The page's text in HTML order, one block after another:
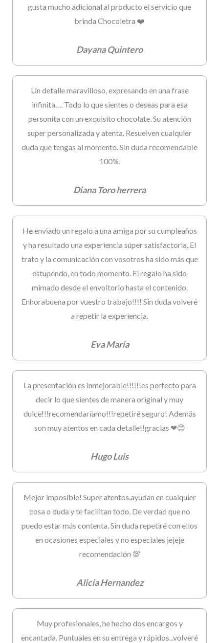
gusta mucho adicional al producto el servicio que
brinda Chocoletra ❤️
Dayana Quintero
Un detalle maravilloso, expresando en una frase
infinita…. Todo lo que sientes o deseas para esa
personita con un exquisito chocolate. Su atención
super personalizada y atenta. Resuelven cualquier
duda que tengas al momento. Sin duda recomendable
100%.
Diana Toro herrera
He enviado un regalo a una amiga por su cumpleaños
y ha resultado una experiencia súper satisfactoria. El
trato y la comunicación con vosotros ha sido más que
estupendo, en todo momento. El regalo ha sido
mimado desde el envoltorio hasta el contenido.
Enhorabuena por vuestro trabajo!!!! Sin duda volveré
a repetir la experiencia.
Eva Maria
La presentación es inmejorable!!!!!!es perfecto para
decir lo que sientes de manera original y muy
dulce!!!recomendaríamo!!!repetiré seguro! Además
son muy atentos en cada detalle!!gracias ❤😊
Hugo Luis
Mejor imposible! Super atentos,ayudan en cualquier
cosa o duda y te facilitan todo. De verdad que no
puedo estar más contenta. Sin duda repetiré con ellos
en ocasiones especiales y no especiales jejeje
recomendación 💯
Alicia Hernandez
Muy profesionales, he hecho dos encargos y
encantada. Puntuales en su entrega y rápidos...volveré